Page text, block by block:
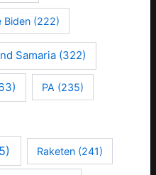
Biden (222)
Samaria (322)
PA (235)
Raketen(241)